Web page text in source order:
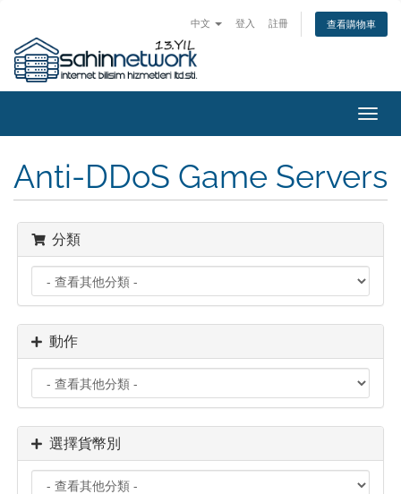
中文 登入 註冊 查看購物車
切
換
覽
Anti-DDoS Game Servers
分類
動作
選擇貨幣別